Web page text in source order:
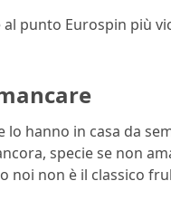
punto Eurospin più
hanno in casa da
specie se non
noi non è il classico